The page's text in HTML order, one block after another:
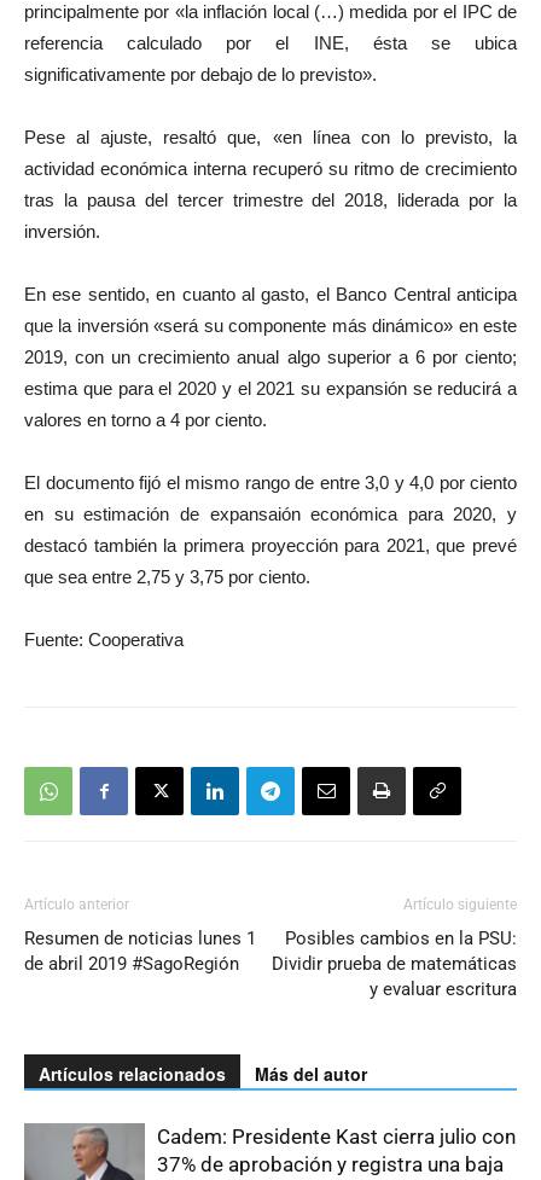
principalmente por «la inflación local (…) medida por el IPC de
referencia calculado por el INE, ésta se ubica
significativamente por debajo de lo previsto».
Pese al ajuste, resaltó que, «en línea con lo previsto, la
actividad económica interna recuperó su ritmo de crecimiento
tras la pausa del tercer trimestre del 2018, liderada por la
inversión.
En ese sentido, en cuanto al gasto, el Banco Central anticipa
que la inversión «será su componente más dinámico» en este
2019, con un crecimiento anual algo superior a 6 por ciento;
estima que para el 2020 y el 2021 su expansión se reducirá a
valores en torno a 4 por ciento.
El documento fijó el mismo rango de entre 3,0 y 4,0 por ciento
en su estimación de expansaión económica para 2020, y
destacó también la primera proyección para 2021, que prevé
que sea entre 2,75 y 3,75 por ciento.
Fuente: Cooperativa
Artículo anterior
Resumen de noticias lunes 1
de abril 2019 #SagoRegión
Artículo siguiente
Posibles cambios en la PSU:
Dividir prueba de matemáticas
y evaluar escritura
Artículos relacionados Más del autor
Cadem: Presidente Kast cierra julio con
37% de aprobación y registra una baja